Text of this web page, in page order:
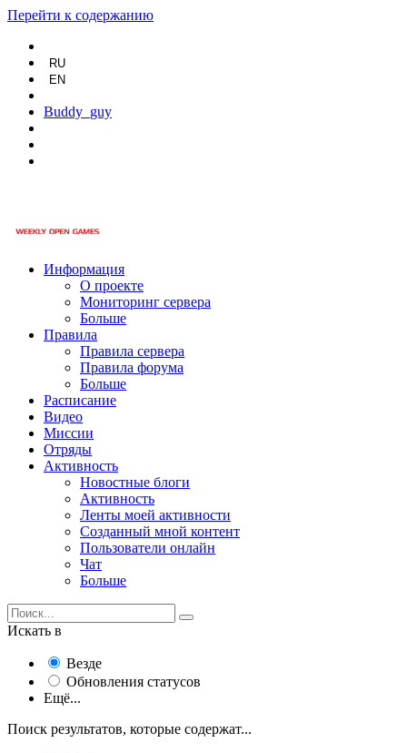
Перейти к содержанию
RU
EN
Buddy_guy
Информация
О проекте
Мониторинг сервера
Больше
Правила
Правила сервера
Правила форума
Больше
Расписание
Видео
Миссии
Отряды
Активность
Новостные блоги
Активность
Ленты моей активности
Созданный мной контент
Пользователи онлайн
Чат
Больше
Искать в
Везде
Обновления статусов
Ещё...
Поиск результатов, которые содержат...